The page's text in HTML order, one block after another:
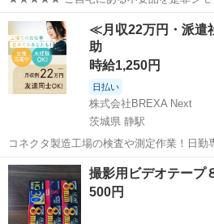
みしませんか？ 家電、趣味・スポーツ・
衣料服飾品、生活雑貨、家具、本、CD・
ち込めます！ ※詳細はこ...
千葉 千葉市 映像プレーヤー、レ
≪月収22万円・派遣
助
時給1,250円
日払い
株式会社BREXA Next
茨城県 静駅
コネクタ製造工場の検査や測定作業！日勤
日128日★クリーンルーム内作業★マイカ
★就業先食堂利用可！日払い制度あり！《茨城
工場のお仕事 ◇コネクタ製造工...
茨城 常陸大宮市 静駅 その他
撮影用ビデオテー
500円